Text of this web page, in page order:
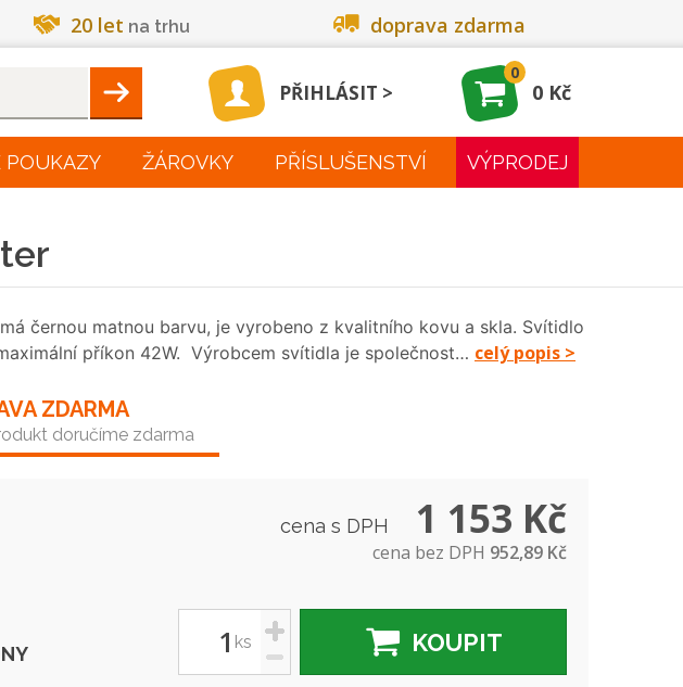
20 let na trhu doprava zdarma
Hleadat PŘIHLÁSIT
0
0 Kč
POUKAZY ŽÁROVKY PŘÍSLUŠENSTVÍ VÝPRODEJ
černou matnou barvu, je vyrobeno z kvalitního kovu a skla. Svítidlo
příkon 42W. Výrobcem svítidla je společnost… celý popis >
ZDARMA
doručíme zdarma
cena s DPH 1 153 Kč
cena bez DPH 952,89 Kč
ks
+
-
KOUPIT